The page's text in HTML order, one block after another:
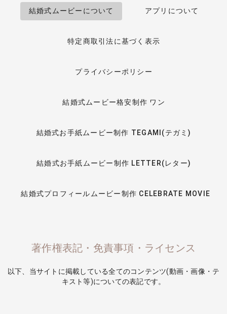
結婚式ムービーについて アプリについて
特定商取引法に基づく表示
プライバシーポリシー
結婚式ムービー格安制作 ワン
結婚式お手紙ムービー制作 TEGAMI(テガミ)
結婚式お手紙ムービー制作 LETTER(レター)
結婚式プロフィールムービー制作 CELEBRATE MOVIE
著作権表記・免責事項・ライセンス
以下、当サイトに掲載している全てのコンテンツ(動画・画像・テ
キスト等)についての表記です。